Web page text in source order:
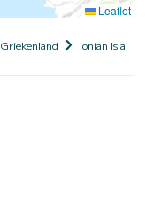
Leaflet
Griekenland Ionian Islands